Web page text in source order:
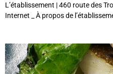
L’établissement | 460 route des
Internet _ À propos de